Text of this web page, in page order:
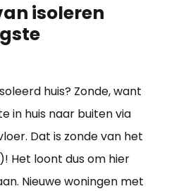
isoleren
huis? Zonde, want
in huis naar buiten via
Dat is zonde van het
Het loont dus om hier
Nieuwe woningen met